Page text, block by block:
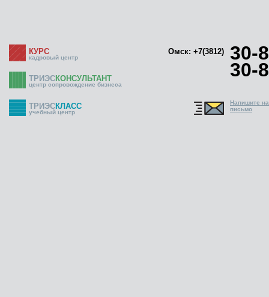
КУРС
кадровый центр
Омск: +7(3812) 30-
30-
ТРИЭСКОНСУЛЬТАНТ
центр сопровождение бизнеса
ТРИЭСКЛАСС
учебный центр
Напишите
письмо